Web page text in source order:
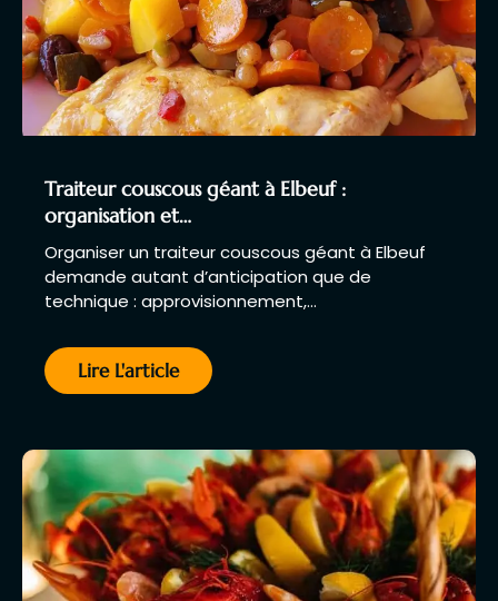
Traiteur couscous géant à Elbeuf :
organisation et…
Organiser un traiteur couscous géant à Elbeuf
demande autant d’anticipation que de
technique : approvisionnement,…
Lire L'article